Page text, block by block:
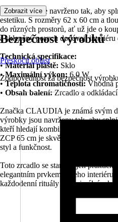
Toto zrcadlo je navrženo tak, aby
estetiku. S rozměry 62 x 60 cm a
do různých prostorů, ať už jde o
a skleněný povrch dodávají interiéru
Technická specifikace:
•Materiál pláště: Sklo
•Maximální výkon: 6.0 W
•Teplota chromatičnosti:Vhodná
• Obsah balení:Zrcadlo a
Značka CLAUDIA je známá svým
výrobky jsou navrženy tak, aby
kteří hledají kombinaci estetiky a
ZCP 65 cm je skvělou volbou pro
styl a funkčnost.
Toto zrcadlo se stane nejen
elegantním prvkem vašeho
každodenní rituály s maximálním
Zobrazit více
Bezpečnost výrobků
Přeskočit oblast
Zodpovědnost za bezpečnost